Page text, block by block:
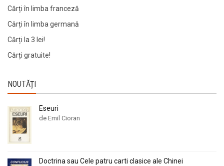
Cărți în limba franceză
Cărți în limba germană
Cărți la 3 lei!
Cărți gratuite!
NOUTĂȚI
Eseuri
de Emil Cioran
Doctrina sau Cele patru carti clasice ale Chinei